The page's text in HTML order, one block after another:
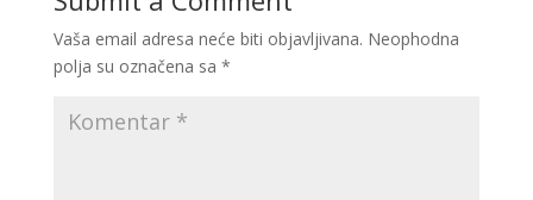
Vaša email adresa neće biti objavljivana. Neophodna
polja su označena sa *